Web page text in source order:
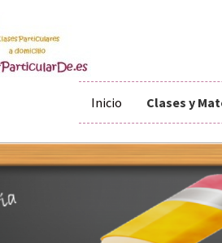
Inicio Clases y